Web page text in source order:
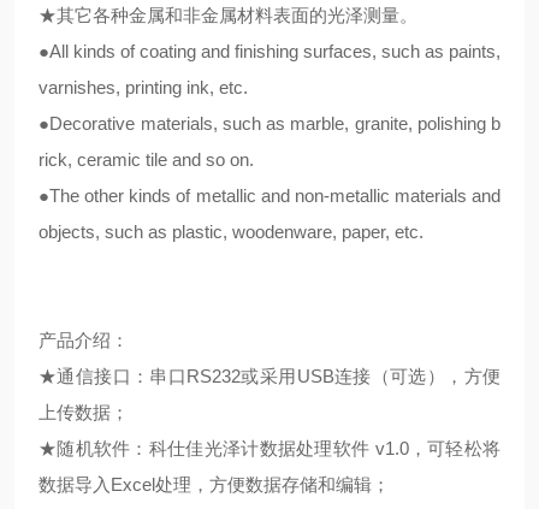
★其它各种金属和非金属材料表面的光泽测量。
●All kinds of coating and finishing surfaces, such as paints,
varnishes, printing ink, etc.
●Decorative materials, such as marble, granite, polishing b
rick, ceramic tile and so on.
●The other kinds of metallic and non-metallic materials and
objects, such as plastic, woodenware, paper, etc.
产品介绍：
★通信接口：串口RS232或采用USB连接（可选），方便
上传数据；
★随机软件：科仕佳光泽计数据处理软件 v1.0，可轻松将
数据导入Excel处理，方便数据存储和编辑；